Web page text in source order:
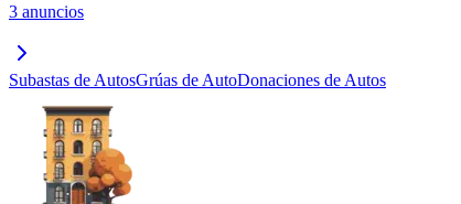
3 anuncios
Subastas de AutosGrúas de AutoDonaciones de Autos